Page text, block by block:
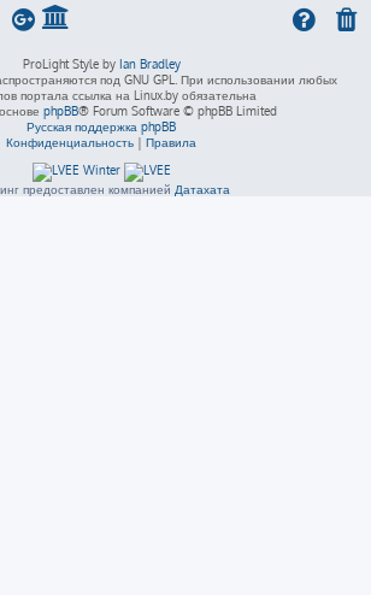
ProLight Style by Ian Bradley
под GNU GPL. При использовании любых
портала ссылка на Linux.by обязательна
phpBB® Forum Software © phpBB Limited
Русская поддержка phpBB
Конфиденциальность | Правила
предоставлен компанией Датахата